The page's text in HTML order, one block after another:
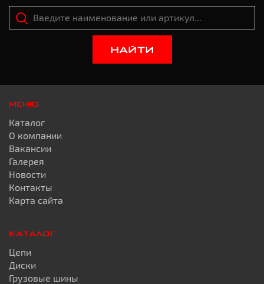
НАЙТИ
МЕНЮ
Каталог
О компании
Вакансии
Галерея
Новости
Контакты
Карта сайта
КАТАЛОГ
Цепи
Диски
Грузовые шины